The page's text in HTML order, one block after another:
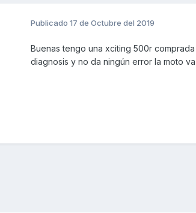
Publicado 17 de Octubre del 2019
Buenas tengo una xciting 500r
diagnosis y no da ningún error la moto